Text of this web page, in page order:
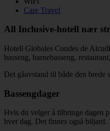
Care Travel
All Inclusive-hotell nær
Hotell Globales Condes de
basseng, barnebasseng,
Det gåavstand til både den
Bassengdager
Hvis du velger å tilbringe dagen
hver dag. Det finnes også biljard.